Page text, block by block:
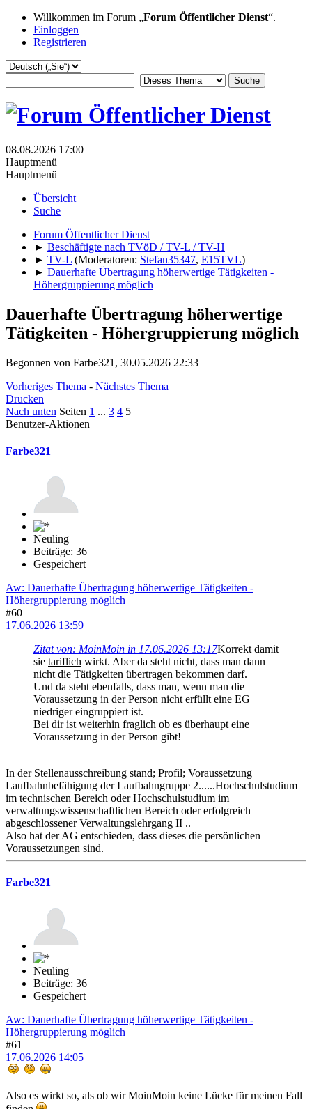
Willkommen im Forum „Forum Öffentlicher Dienst“.
Einloggen
Registrieren
08.08.2026 17:00
Hauptmenü
Hauptmenü
Übersicht
Suche
Forum Öffentlicher Dienst
► Beschäftigte nach TVöD / TV-L / TV-H
► TV-L (Moderatoren: Stefan35347, E15TVL)
► Dauerhafte Übertragung höherwertige Tätigkeiten -
Höhergruppierung möglich
Dauerhafte Übertragung höherwertige
Tätigkeiten - Höhergruppierung möglich
Begonnen von Farbe321, 30.05.2026 22:33
Vorheriges Thema - Nächstes Thema
Drucken
Nach unten Seiten 1 ... 3 4 5
Benutzer-Aktionen
Farbe321
Neuling
Beiträge: 36
Gespeichert
Aw: Dauerhafte Übertragung höherwertige Tätigkeiten -
Höhergruppierung möglich
#60
17.06.2026 13:59
Zitat von: MoinMoin in 17.06.2026 13:17Korrekt damit
sie tariflich wirkt. Aber da steht nicht, dass man dann
nicht die Tätigkeiten übertragen bekommen darf.
Und da steht ebenfalls, dass man, wenn man die
Voraussetzung in der Person nicht erfüllt eine EG
niedriger eingruppiert ist.
Bei dir ist weiterhin fraglich ob es überhaupt eine
Voraussetzung in der Person gibt!
In der Stellenausschreibung stand; Profil; Voraussetzung
Laufbahnbefähigung der Laufbahngruppe 2......Hochschulstudium
im technischen Bereich oder Hochschulstudium im
verwaltungswissenschaftlichen Bereich oder erfolgreich
abgeschlossener Verwaltungslehrgang II ..
Also hat der AG entschieden, dass dieses die persönlichen
Voraussetzungen sind.
Farbe321
Neuling
Beiträge: 36
Gespeichert
Aw: Dauerhafte Übertragung höherwertige Tätigkeiten -
Höhergruppierung möglich
#61
17.06.2026 14:05
Also es wirkt so, als ob wir MoinMoin keine Lücke für meinen Fall